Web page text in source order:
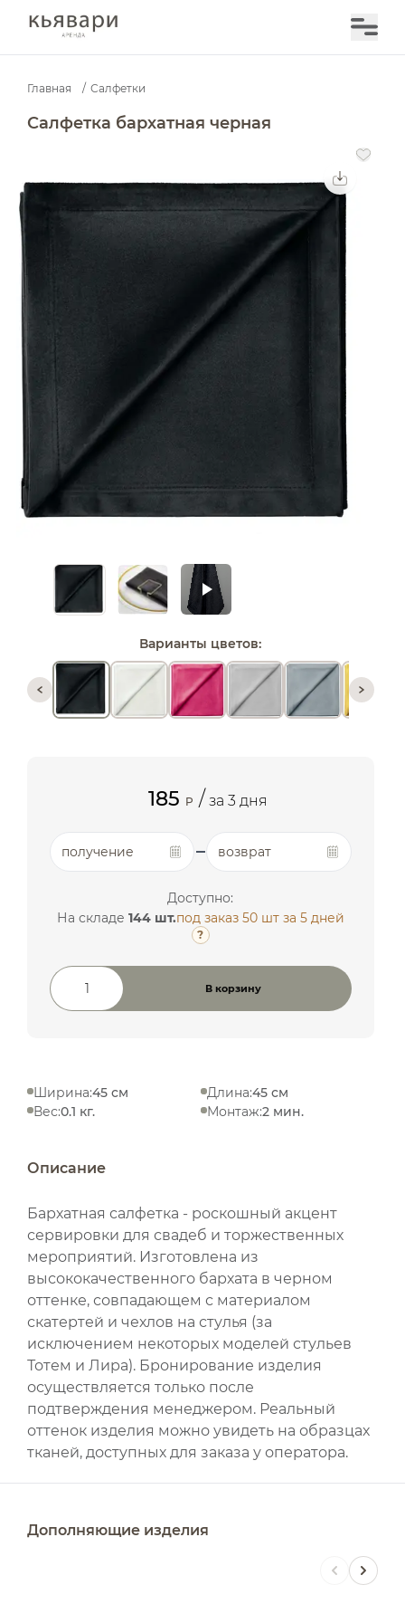
Главная / Салфетки
Салфетка бархатная черная
Варианты цветов:
185 P / за 3 дня
получение возврат
Доступно:
На складе 144 шт.под заказ 50 штза 5 дней
?
Количество товара
В корзину
Ширина:45 см Длина:45 см
Вес:0.1 кг. Монтаж:2 мин.
Описание
Бархатная салфетка - роскошный акцент
сервировки для свадеб и торжественных
мероприятий. Изготовлена из
высококачественного бархата в черном
оттенке, совпадающем с материалом
скатертей и чехлов на стулья (за
исключением некоторых моделей стульев
Тотем и Лира). Бронирование изделия
осуществляется только после
подтверждения менеджером. Реальный
оттенок изделия можно увидеть на образцах
тканей, доступных для заказа у оператора.
Дополняющие изделия